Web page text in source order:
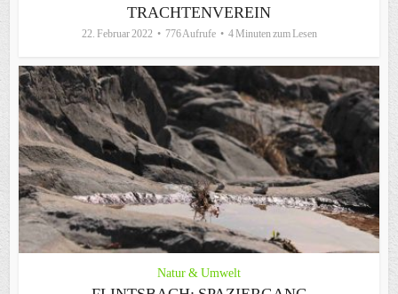
TRACHTENVEREIN
22. Februar 2022 776 Aufrufe 4 Minuten zum Lesen
Natur & Umwelt